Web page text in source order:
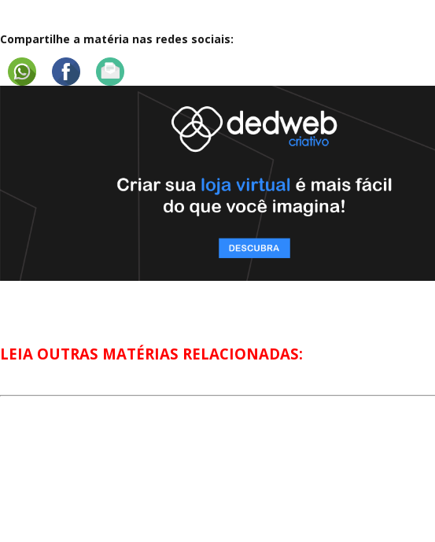
Compartilhe a matéria nas redes sociais:
LEIA OUTRAS MATÉRIAS RELACIONADAS: